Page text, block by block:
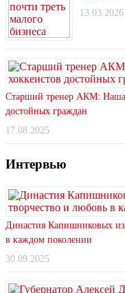
13.03.2026
Старший тренер АКМ: Наша
достойных граждан
17.08.2025
Интервью
Династия Капишниковых
в каждом поколении
30.09.2025